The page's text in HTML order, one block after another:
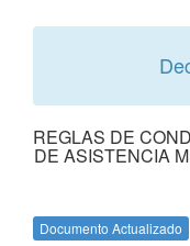
REGLAS DE
DE ASISTENCIA
Documento Actualizado